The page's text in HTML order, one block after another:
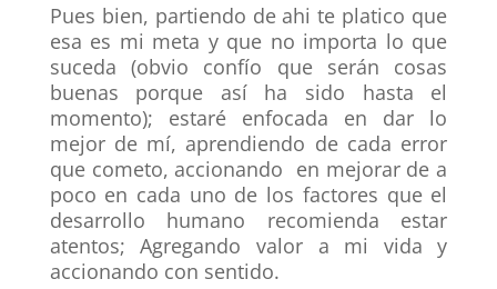
Pues bien, partiendo de ahi te platico que
esa es mi meta y que no importa lo que
suceda (obvio confío que serán cosas
buenas porque así ha sido hasta el
momento); estaré enfocada en dar lo
mejor de mí, aprendiendo de cada error
que cometo, accionando en mejorar de a
poco en cada uno de los factores que el
desarrollo humano recomienda estar
atentos;Agregando valor a mi vida y
accionando con sentido.